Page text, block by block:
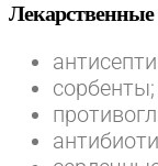
Лекарственные
сорбенты;